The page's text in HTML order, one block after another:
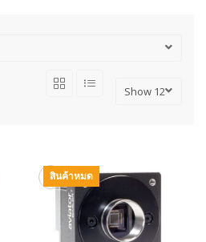
สินค้าหมด